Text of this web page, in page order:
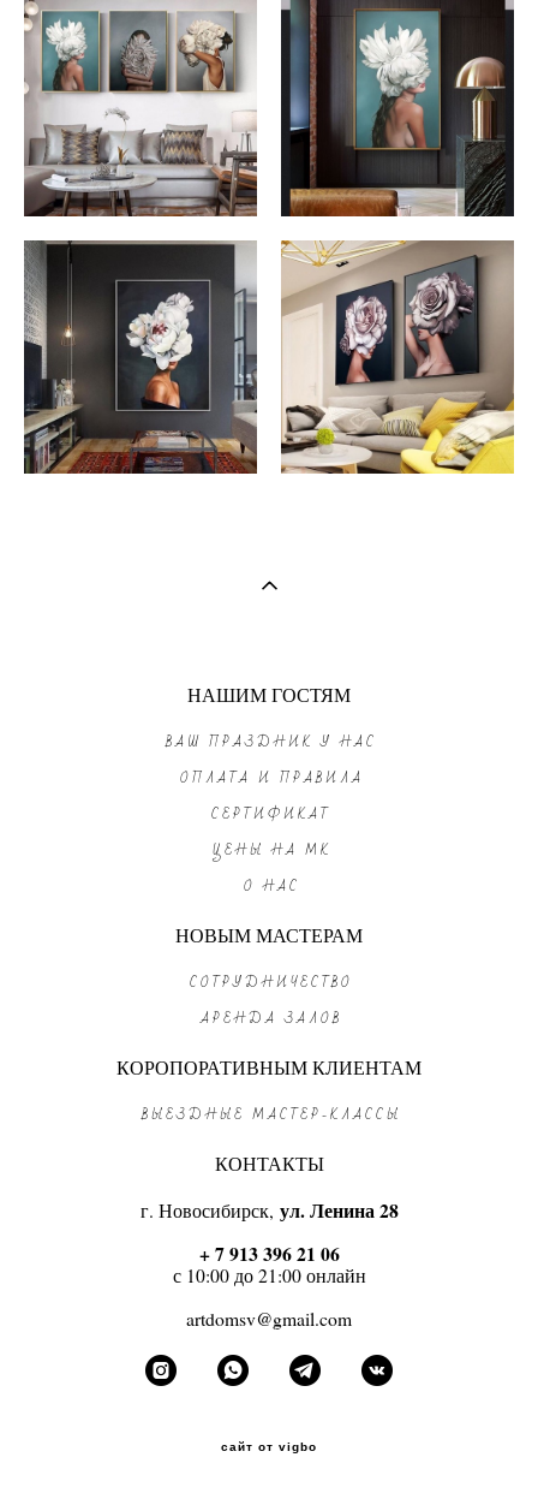
НАШИМ ГОСТЯМ
ВАШ ПРАЗДНИК У НАС
ОПЛАТА И ПРАВИЛА
СЕРТИФИКАТ
ЦЕНЫ НА МК
О НАС
НОВЫМ МАСТЕРАМ
СОТРУДНИЧЕСТВО
АРЕНДА ЗАЛОВ
КОРОПОРАТИВНЫМ КЛИЕНТАМ
ВЫЕЗДНЫЕ МАСТЕР-КЛАССЫ
КОНТАКТЫ
г. Новосибирск, ул. Ленина 28
+ 7 913 396 21 06
с 10:00 до 21:00 онлайн
artdomsv@gmail.com
сайт от vigbo